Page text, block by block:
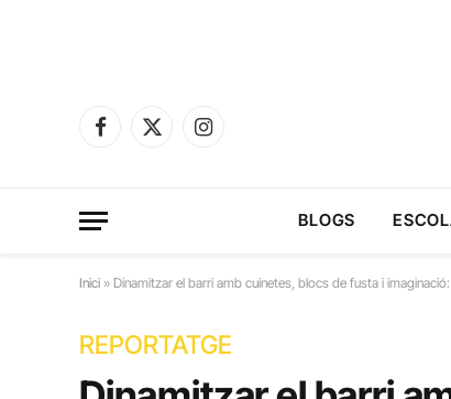
Facebook
X
Instagram
BLOGS
Inici » Dinamitzar el barri amb cuinetes, blocs de fusta i
REPORTATGE